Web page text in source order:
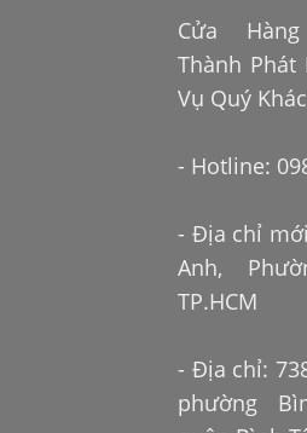
Cửa
Thành Phát
Vụ Quý
- Hotline:
- Địa chỉ
Anh,
TP.HCM
- Địa chỉ:
phường